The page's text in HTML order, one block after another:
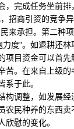
，完成任务坐前
招商引资的竞争
来承担。第二种
度"。如退耕还
项目资金可以首
苦。在来自上级
系于此。
调整，如发展经
农民种养的东西
欣慰的变化。